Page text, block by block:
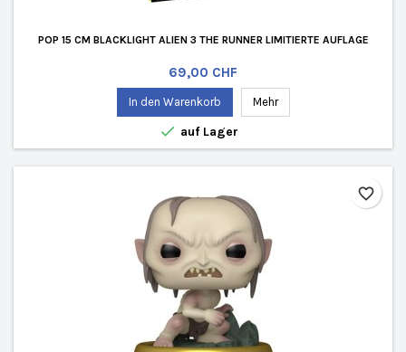
POP 15 CM BLACKLIGHT ALIEN 3 THE RUNNER LIMITIERTE AUFLAGE
Preis
69,00 CHF
In den Warenkorb Mehr
 auf Lager
favorite_border